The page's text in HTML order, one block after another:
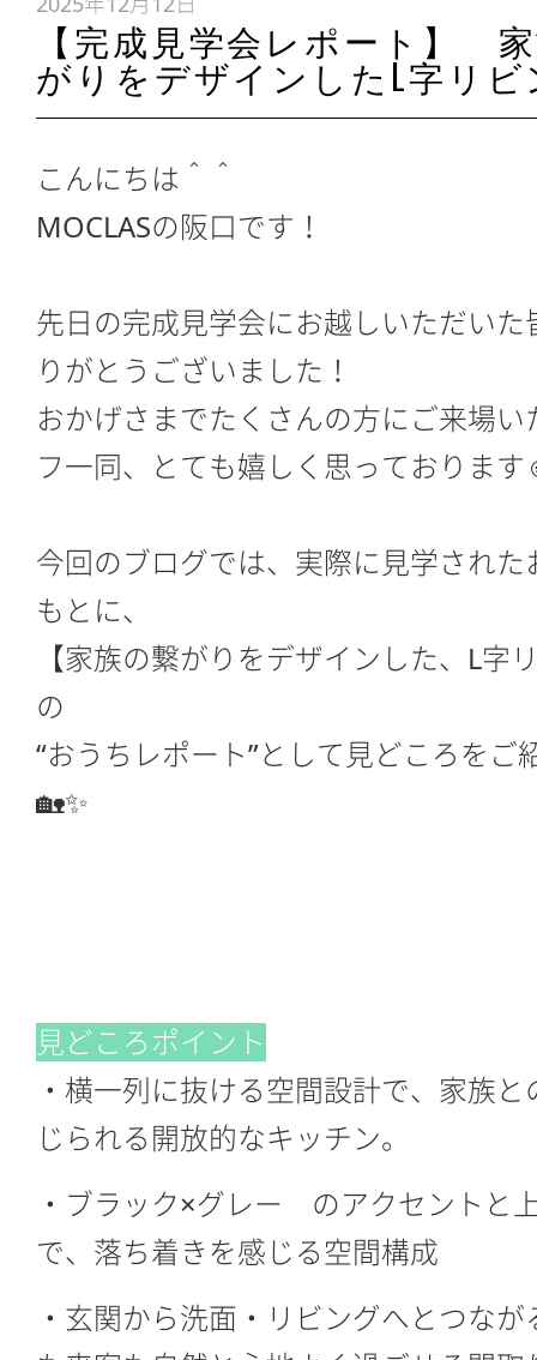
【完成見学会レポート】
がりをデザインしたL字リ
こんにちは＾＾
MOCLASの阪口です！
先日の完成見学会にお越しいただいた
りがとうございました！
おかげさまでたくさんの方にご来場
フ一同、とても嬉しく思っておりま
今回のブログでは、実際に見学された
もとに、
【家族の繋がりをデザインした、L字
の
“おうちレポート”として見どころをご
🏡✨
見どころポイント
・横一列に抜ける空間設計で、家族
じられる開放的なキッチン。
・ブラック×グレー のアクセントと
で、落ち着きを感じる空間構成
・玄関から洗面・リビングへとつな